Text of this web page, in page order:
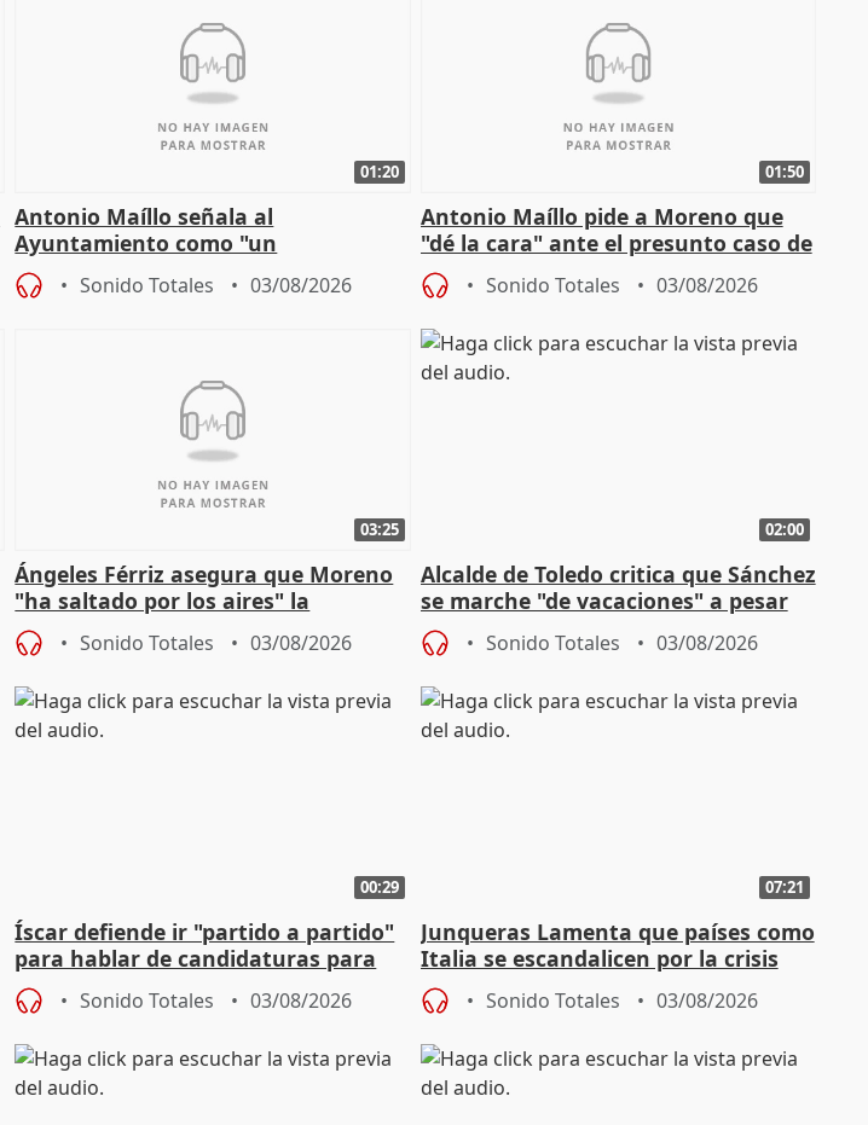
01:20
Antonio Maíllo señala al
Ayuntamiento como "un
especulador más" sobre viviendas de
Jiménez Becerril
Sonido Totales 03/08/2026
01:50
Antonio Maíllo pide a Moreno que
"dé la cara" ante el presunto caso de
acoso del CEO de ADM
Sonido Totales 03/08/2026
03:25
Ángeles Férriz asegura que Moreno
"ha saltado por los aires" la
negociación tras acuerdo con SMA
Sonido Totales 03/08/2026
02:00
Alcalde de Toledo critica que Sánchez
se marche "de vacaciones" a pesar
de la crisis migratoria
Sonido Totales 03/08/2026
00:29
Íscar defiende ir "partido a partido"
para hablar de candidaturas para
2027
Sonido Totales 03/08/2026
07:21
Junqueras Lamenta que países como
Italia se escandalicen por la crisis
migratoria
Sonido Totales 03/08/2026